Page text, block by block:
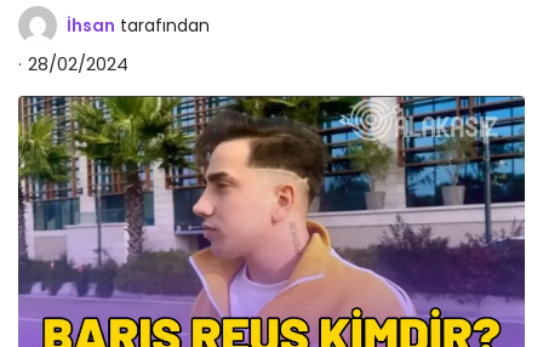
İhsan tarafından
28/02/2024